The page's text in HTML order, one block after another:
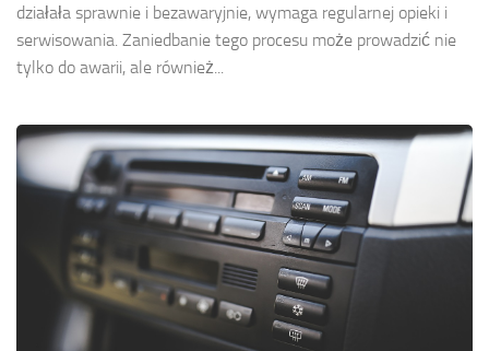
działała sprawnie i bezawaryjnie, wymaga regularnej opieki i
serwisowania. Zaniedbanie tego procesu może prowadzić nie
tylko do awarii, ale również...